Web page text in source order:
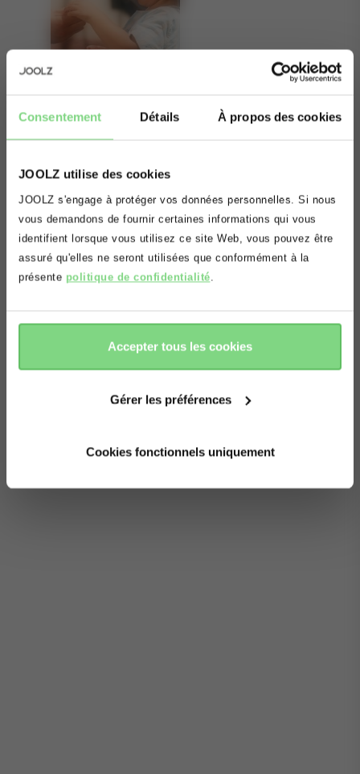
Consentement Détails À propos des cookies
JOOLZ utilise des cookies
JOOLZ s'engage à protéger vos données personnelles. Si nous
vous demandons de fournir certaines informations qui vous
identifient lorsque vous utilisez ce site Web, vous pouvez être
assuré qu'elles ne seront utilisées que conformément à la
présente politique de confidentialité.
Accepter tous les cookies
Gérer les préférences
Cookies fonctionnels uniquement
À propos
Envie d’aller balader après le coucher du soleil ?
Assurez la visibilité de votre petite famille grâce
à cette lumière LED très pratique. Vous verrez
remarqueront aussi plus facilement.
Oups! Il semblerait que vous vous
situez sur le mauvais domaine.
Voulez vous être redirigé(e) vers le
bon domaine?
refuser
accepter